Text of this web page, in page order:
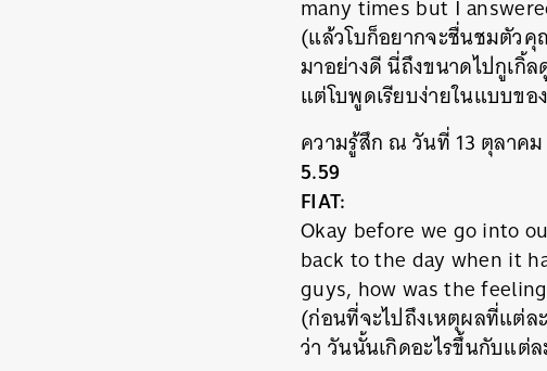
many times but I
(แล้วโบก็อยากจะชื่นชมตัวคุ
มาอย่างดี นี่ถึงขนาดไปกูเกิ้
แต่โบพูดเรียบง่ายในแบบขอ
ความรู้สึก ณ วันที่ 13 ตุลาคม
5.59
FIAT:
Okay before we go into
back to the day when it
guys, how was the
(ก่อนที่จะไปถึงเหตุผลที่แต่
ว่า วันนั้นเกิดอะไรขึ้นกับแต่